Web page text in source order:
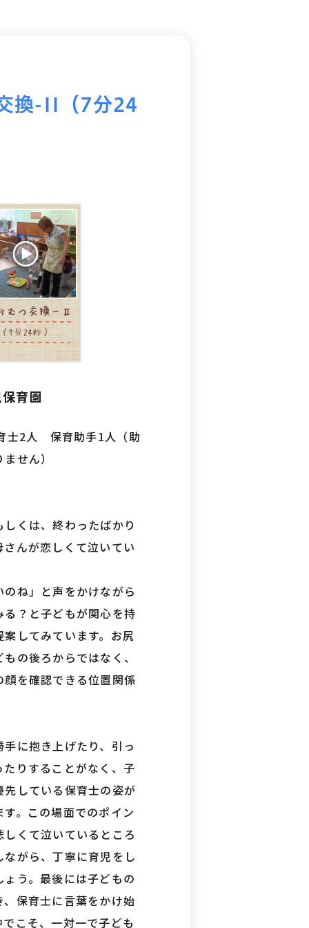
換-II（7分24
育園
士2人 保育助手1人（助
せん）
くは、終わったばかり
んが恋しくて泣いてい
ね」と声をかけながら
？と子どもが関心を持
してみています。お尻
の後ろからではなく、
を確認できる位置関係
に抱き上げたり、引っ
りすることがなく、子
している保育士の姿が
。この場面でのポイン
くて泣いているところ
がら、丁寧に育児をし
う。最後には子どもの
保育士に言葉をかけ始
こそ、一対一で子ども